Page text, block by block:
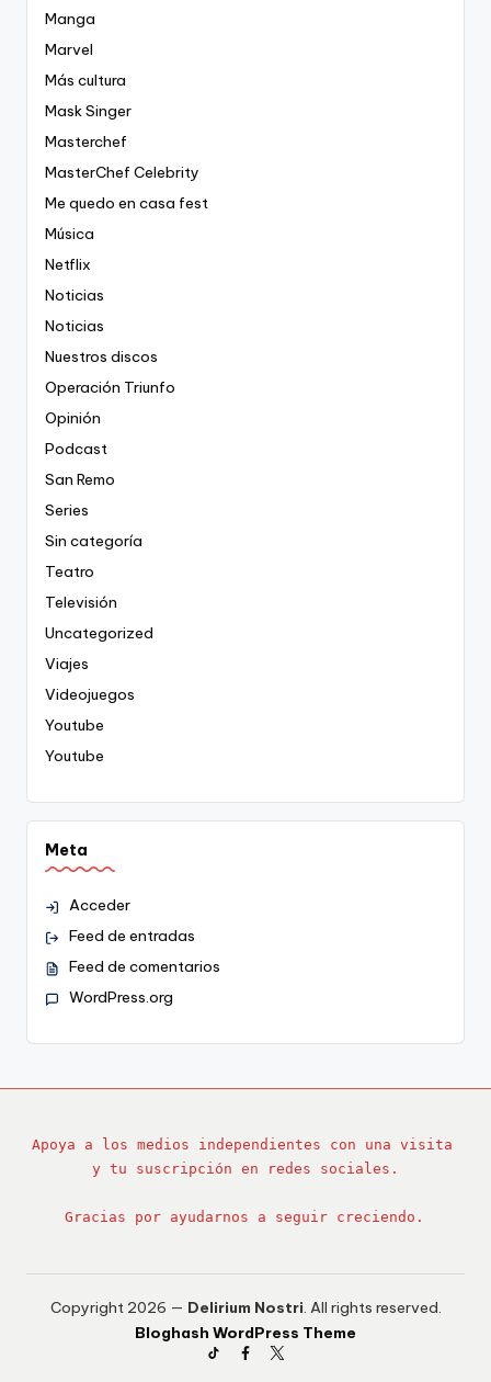
Manga
Marvel
Más cultura
Mask Singer
Masterchef
MasterChef Celebrity
Me quedo en casa fest
Música
Netflix
Noticias
Noticias
Nuestros discos
Operación Triunfo
Opinión
Podcast
San Remo
Series
Sin categoría
Teatro
Televisión
Uncategorized
Viajes
Videojuegos
Youtube
Youtube
Meta
Acceder
Feed de entradas
Feed de comentarios
WordPress.org
Apoya a los medios independientes con una visita
y tu suscripción en redes sociales.
Gracias por ayudarnos a seguir creciendo.
Copyright 2026 — Delirium Nostri. All rights reserved.
Bloghash WordPress Theme
TikTokFacebook
Twitter